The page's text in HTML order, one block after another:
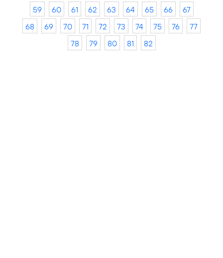
59
60 61 62 63 64 65 66
67
68
69 70 71 72 73 74 75 76
77
78
79 80 81 82